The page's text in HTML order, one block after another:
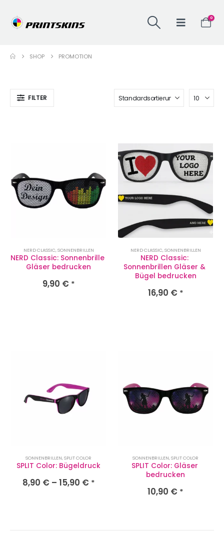
0
SHOP PROMOTION
FILTER
NERD CLASSIC,SONNENBRILLEN
NERD Classic: Sonnenbrille
Gläser bedrucken
9,90 € *
NERD CLASSIC,SONNENBRILLEN
NERD Classic:
Sonnenbrillen Gläser &
Bügel bedrucken
16,90 € *
SONNENBRILLEN,SPLIT COLOR
SPLIT Color: Bügeldruck
8,90 € – 15,90 € *
SONNENBRILLEN,SPLIT COLOR
SPLIT Color: Gläser
bedrucken
10,90 € *